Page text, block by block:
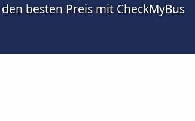
besten Preis mit CheckMyBus